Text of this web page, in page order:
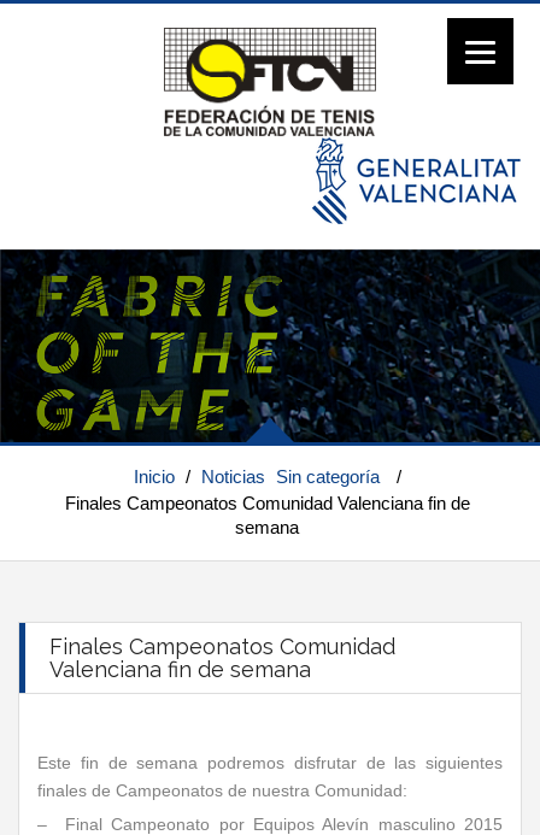
Inicio / Noticias Sin categoría
/
Finales Campeonatos Comunidad Valenciana fin de
semana
Finales Campeonatos Comunidad
Valenciana fin de semana
Este fin de semana podremos disfrutar de las siguientes
finales de Campeonatos de nuestra Comunidad:
– Final Campeonato por Equipos Alevín masculino 2015